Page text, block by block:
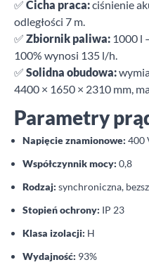
✅ Cicha praca:ciśnienie
odległości 7 m.
✅ Zbiornik paliwa: 1000 l
100% wynosi 135 l/h.
✅ Solidna obudowa:
4400 × 1650 × 2310 mm,
Parametry
Napięcie znamionowe: 400
Współczynnik mocy: 0,8
Rodzaj: synchroniczna,
Stopień ochrony: IP 23
Klasa izolacji: H
Wydajność: 93%